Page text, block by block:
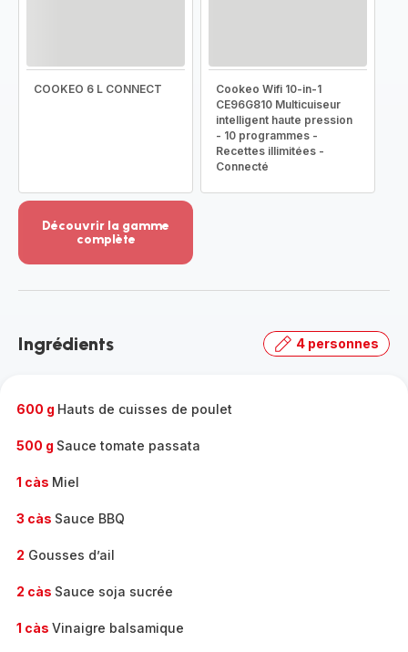
COOKEO 6 L CONNECT
Cookeo Wifi 10-in-1
CE96G810 Multicuiseur
intelligent haute pression
- 10 programmes -
Recettes illimitées -
Connecté
Découvrir la gamme
complète
-
gamme
Ingrédients 4 personnes
600 g Hauts de cuisses de poulet
500 g Sauce tomate passata
1 càs Miel
3 càs Sauce BBQ
2 Gousses d’ail
2 càs Sauce soja sucrée
1 càs Vinaigre balsamique